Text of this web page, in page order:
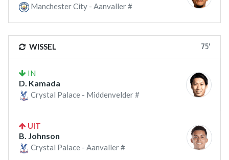
Manchester City - Aanvaller #
WISSEL 75'
IN
D. Kamada
Crystal Palace - Middenvelder #
UIT
B. Johnson
Crystal Palace - Aanvaller #